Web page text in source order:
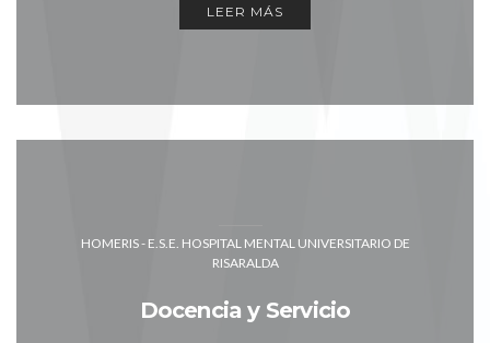
LEER MÁS
HOMERIS - E.S.E. HOSPITAL MENTAL UNIVERSITARIO DE
RISARALDA
Docencia y Servicio